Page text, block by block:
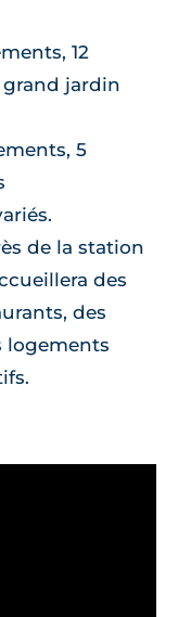
12
jardin
5
de la station
des
des
logements